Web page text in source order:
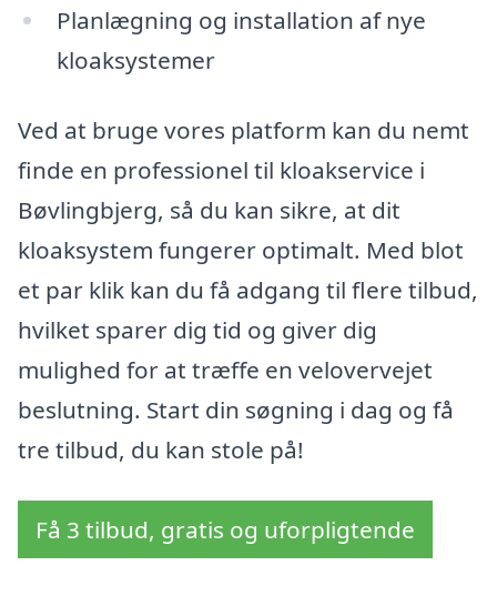
Planlægning og installation af nye
kloaksystemer
Ved at bruge vores platform kan du nemt
finde en professionel til kloakservice i
Bøvlingbjerg, så du kan sikre, at dit
kloaksystem fungerer optimalt. Med blot
et par klik kan du få adgang til flere tilbud,
hvilket sparer dig tid og giver dig
mulighed for at træffe en velovervejet
beslutning. Start din søgning i dag og få
tre tilbud, du kan stole på!
Få 3 tilbud, gratis og uforpligtende